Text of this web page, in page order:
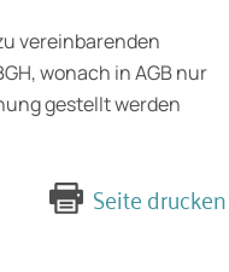
vereinbarenden
wonach in AGB nur
gestellt werden
Seite drucken